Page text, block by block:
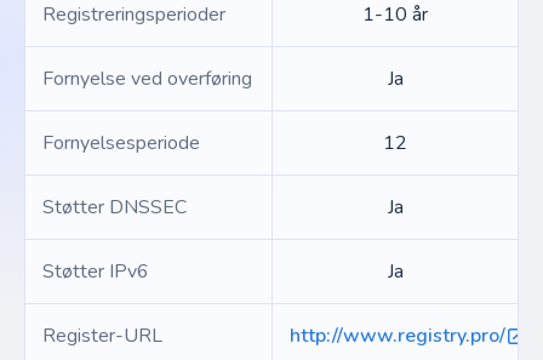
Registreringsperioder 1-10 år
Fornyelse ved overføring Ja
Fornyelsesperiode 12
Støtter DNSSEC Ja
Støtter IPv6 Ja
Register-URL http://www.registry.pro/